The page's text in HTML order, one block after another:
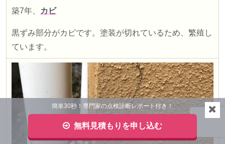
築7年、 カビ
黒ずみ部分がカビです。塗装が切れているため、繁殖し
ています。
簡単30秒！専門家の点検診断レポート付き！
無料見積もりを申し込む